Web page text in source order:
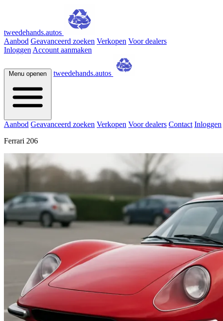
tweedehands.autos
Aanbod Geavanceerd zoeken Verkopen Voor dealers
Inloggen Account aanmaken
Menu openen tweedehands.autos
Aanbod Geavanceerd zoeken Verkopen Voor dealers Contact Inloggen
Ferrari 206